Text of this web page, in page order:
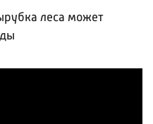
леса может